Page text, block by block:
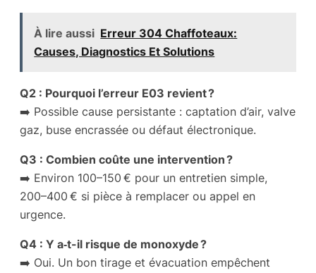
À lire aussi Erreur 304 Chaffoteaux:
Causes, Diagnostics Et Solutions
Q2 : Pourquoi l’erreur E03 revient ?
➡️ Possible cause persistante : captation d’air, valve
gaz, buse encrassée ou défaut électronique.
Q3 : Combien coûte une intervention ?
➡️ Environ 100–150 € pour un entretien simple,
200–400 € si pièce à remplacer ou appel en
urgence.
Q4 : Y a‑t-il risque de monoxyde ?
➡️ Oui. Un bon tirage et évacuation empêchent